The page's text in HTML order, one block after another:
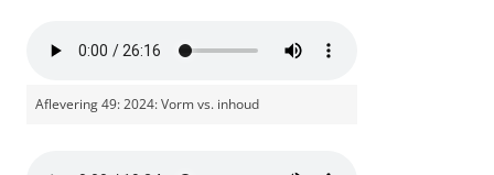
Aflevering 49: 2024: Vorm vs. inhoud